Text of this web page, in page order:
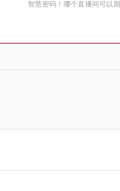
智慧密码！哪个直播间可以